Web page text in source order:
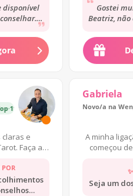
disponível
fazem me
Gostei
Beatriz, não
000 Consultas
e
Faça a
POR
Gabriela
Novo/a na
A minha
começou
Seja um